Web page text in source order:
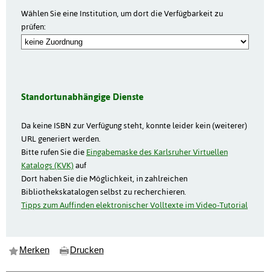
Wählen Sie eine Institution, um dort die Verfügbarkeit zu
prüfen:
Standortunabhängige Dienste
Da keine ISBN zur Verfügung steht, konnte leider kein (weiterer)
URL generiert werden.
Bitte rufen Sie die Eingabemaske des Karlsruher Virtuellen
Katalogs (KVK)auf
Dort haben Sie die Möglichkeit, in zahlreichen
Bibliothekskatalogen selbst zu recherchieren.
Tipps zum Auffinden elektronischer Volltexte im Video-Tutorial
Merken Drucken